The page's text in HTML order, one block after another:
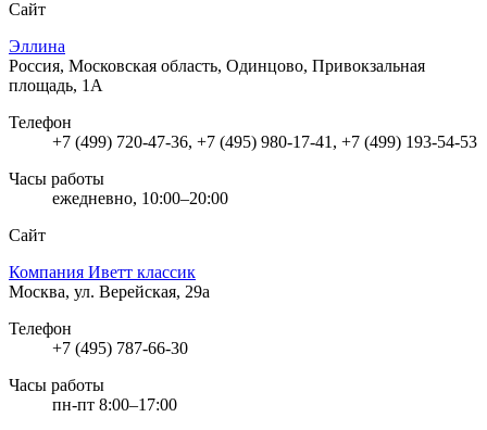
Сайт
Эллина
Россия, Московская область, Одинцово, Привокзальная
площадь, 1А
Телефон
+7 (499) 720-47-36, +7 (495) 980-17-41, +7 (499) 193-54-53
Часы работы
ежедневно, 10:00–20:00
Сайт
Компания Иветт классик
Москва, ул. Верейская, 29а
Телефон
+7 (495) 787-66-30
Часы работы
пн-пт 8:00–17:00